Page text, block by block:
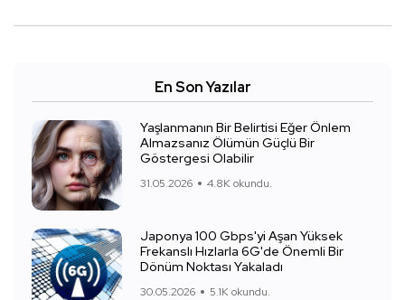
En Son Yazılar
Yaşlanmanın Bir Belirtisi Eğer Önlem
Almazsanız Ölümün Güçlü Bir
Göstergesi Olabilir
31.05.2026 4.8K okundu.
Japonya 100 Gbps'yi Aşan Yüksek
Frekanslı Hızlarla 6G'de Önemli Bir
Dönüm Noktası Yakaladı
30.05.2026 5.1K okundu.